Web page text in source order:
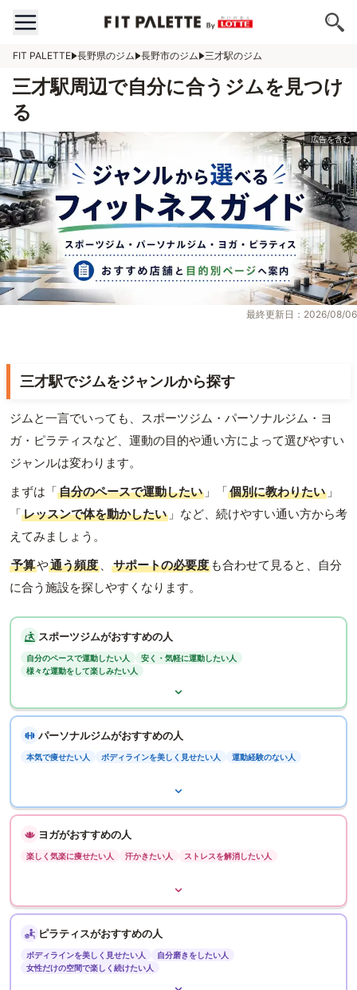
FIT PALETTE 長野県のジム 長野市のジム 三才駅のジム
三才駅周辺で自分に合うジムを見つけ
る
最終更新日：2026/08/06
三才駅でジムをジャンルから探す
ジムと一言でいっても、スポーツジム・パーソナルジム・ヨ
ガ・ピラティスなど、運動の目的や通い方によって選びやすい
ジャンルは変わります。
まずは「自分のペースで運動したい 」「個別に教わりたい 」
「レッスンで体を動かしたい 」など、続けやすい通い方から考
えてみましょう。
予算や通う頻度 、 サポートの必要度 も合わせて見ると、自分
に合う施設を探しやすくなります。
スポーツジムがおすすめの人
自分のペースで運動したい人
安く・気軽に運動したい人
様々な運動をして楽しみたい人
パーソナルジムがおすすめの人
本気で痩せたい人 ボディラインを美しく見せたい人 運動経験のない人
ヨガがおすすめの人
楽しく気楽に痩せたい人 汗かきたい人 ストレスを解消したい人
ピラティスがおすすめの人
ボディラインを美しく見せたい人
自分磨きをしたい人
女性だけの空間で楽しく続けたい人